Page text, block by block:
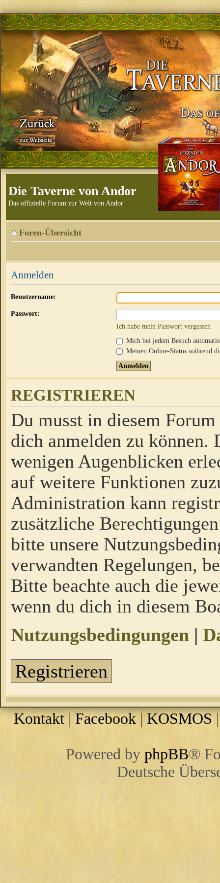
Die Taverne von Andor
Das offizielle Forum zur Welt von Andor
Foren-Übersicht
Anmelden
Benutzername:
Passwort:
Ich habe mein Passwort vergessen
Mich bei jedem Besuch
Meinen Online-Status während
REGISTRIEREN
Du musst in diesem
dich anmelden zu
wenigen Augenblicken
auf weitere Funktionen
Administration kann
zusätzliche
bitte unsere
verwandten Regelungen,
Bitte beachte auch die
wenn du dich in diesem
Nutzungsbedingungen |
Registrieren
Kontakt | Facebook |KOSMOS
Powered by phpBB®
Deutsche